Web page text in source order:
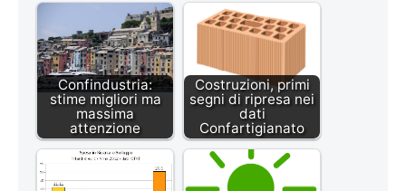
Confindustria:
stime migliori ma
massima
attenzione
Costruzioni, primi
segni di ripresa nei
dati
Confartigianato